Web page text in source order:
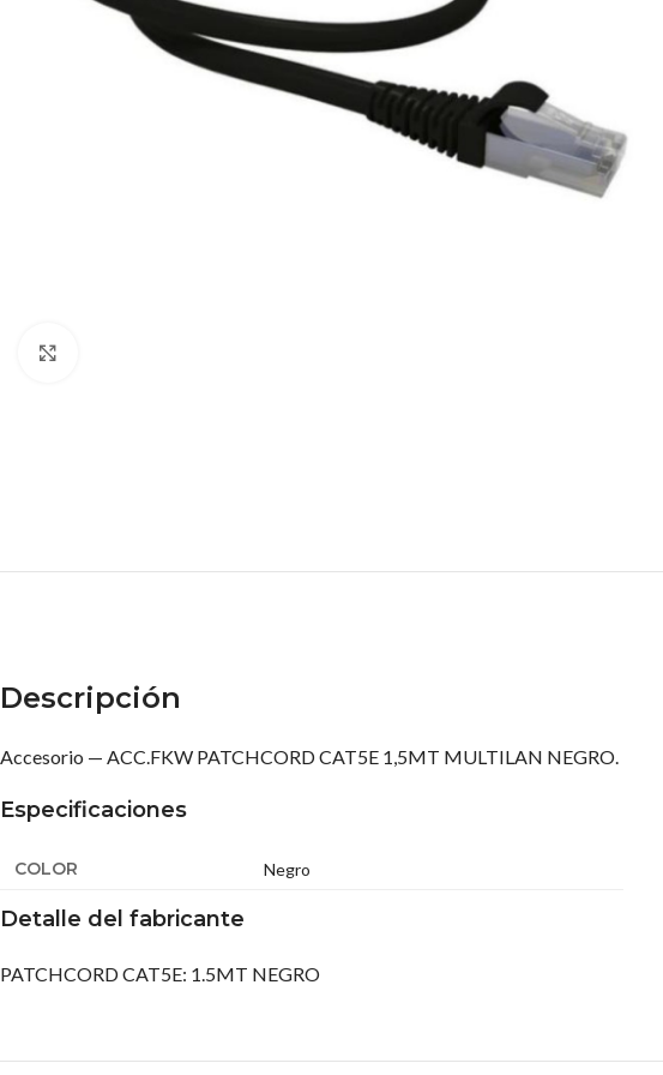
Descripción
Accesorio — ACC.FKW PATCHCORD CAT5E 1,5MT MULTILAN NEGRO.
Especificaciones
COLOR Negro
Detalle del fabricante
PATCHCORD CAT5E: 1.5MT NEGRO